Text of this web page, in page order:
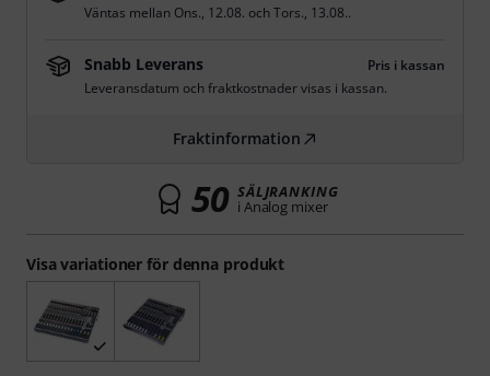
Visa variationer för denna produkt
Väntas mellan Ons., 12.08. ochTors., 13.08..
Snabb Leverans
Pris i kassan
Leveransdatum och fraktkostnader visas i kassan.
Fraktinformation
50 SÄLJRANKING
i Analog mixer